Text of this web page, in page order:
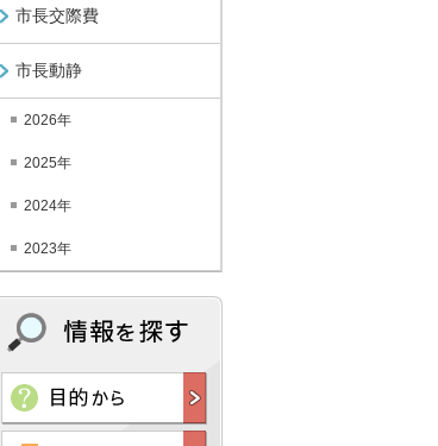
市長交際費
市長動静
2026年
2025年
2024年
2023年